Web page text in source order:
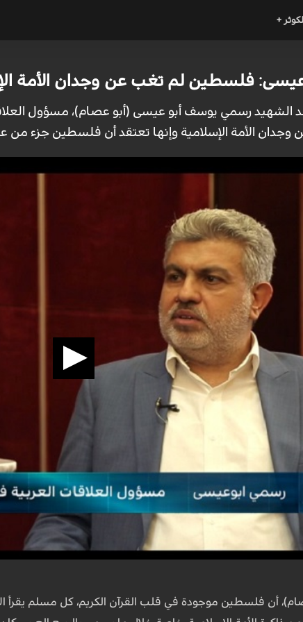
الكوثر +
فلسطين لم تغب عن وجدان الأمة
الشهيد رسمي يوسف أبو عيسى (أبو عصام)، مسؤول
الأمة الإسلامية وإنها تعتقد أن فلسطين جزء من
أن فلسطين موجودة في قلب القرآن الكريم، كل مسلم يقرأ